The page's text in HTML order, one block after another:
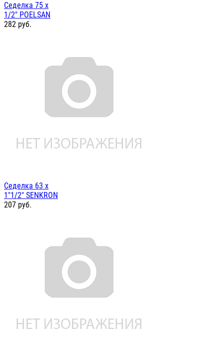
Седелка 75 х
1/2" POELSAN
282 руб.
Седелка 63 х
1"1/2" SENKRON
207 руб.